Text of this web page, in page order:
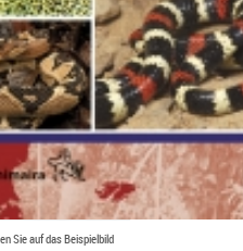
Sie auf das Beispielbild